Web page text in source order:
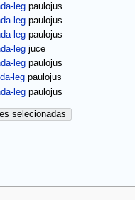
leg paulojus
leg paulojus
leg paulojus
leg juce
leg paulojus
leg paulojus
leg paulojus
selecionadas